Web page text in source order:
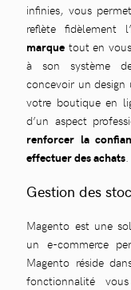
infinies, vous
reflète fidèlement
marque tout en
à son système
concevoir un
votre boutique en
d’un aspect
renforcer la
effectuer des achats.
Gestion des
Magento est une
un e-commerce
Magento réside
fonctionnalité